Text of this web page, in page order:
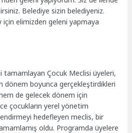
Belediye sizin belediyeniz.
elimizden geleni yapmaya
tamamlayan Çocuk Meclisi üyeleri,
dönem boyunca gerçekleştirdikleri
de gelecek dönem için
çocukların yerel yönetim
hedefleyen meclis, bir
oldu. Programda üyelere